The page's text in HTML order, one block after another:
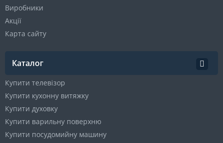
Виробники
Акції
Карта сайту
Каталог
Купити телевізор
Купити кухонну витяжку
Купити духовку
Купити варильну поверхню
Купити посудомийну машину